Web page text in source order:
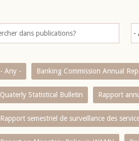
- Any - Banking Commission Annual
Quaterly Statistical Bulletin Rapport
Rapport semestriel de surveillance des